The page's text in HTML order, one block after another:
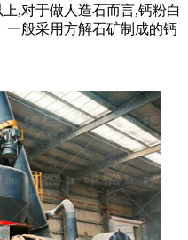
,对于做人造石而言,钙粉白
一般采用方解石矿制成的钙